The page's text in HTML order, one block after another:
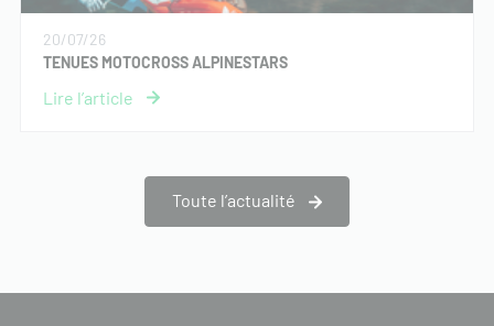
20/07/26
TENUES MOTOCROSS ALPINESTARS
Toute l’actualité